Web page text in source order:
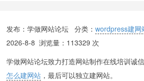
发布：学做网站论坛 分类：wordpress建网
2026-8-8 浏览量：113329 次
学做网站论坛致力打造网站制作在线培训诚
怎么建网站 ，最后可以独立建网站。